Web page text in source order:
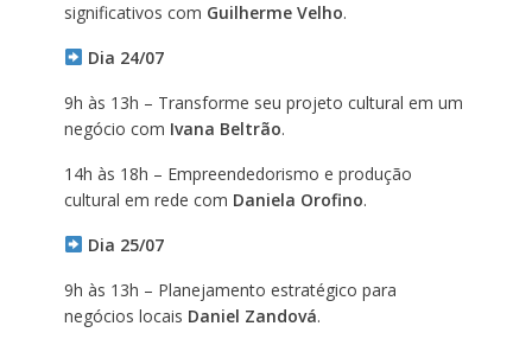
significativos com Guilherme Velho.
Dia 24/07
9h às 13h – Transforme seu projeto cultural em um
negócio com Ivana Beltrão.
14h às 18h – Empreendedorismo e produção
cultural em rede com Daniela Orofino.
Dia 25/07
9h às 13h – Planejamento estratégico para
negócios locais Daniel Zandová.